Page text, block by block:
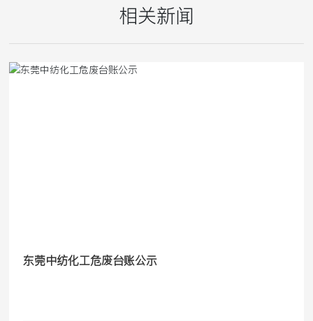
相关新闻
东莞中纺化工危废台账公示